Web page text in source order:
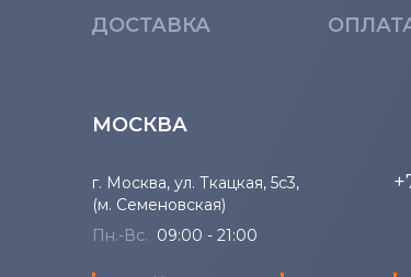
ДОСТАВКА
МОСКВА
г. Москва, ул. Ткацкая, 5с3,
(м. Семеновская)
Пн.-Вс. 09:00 - 21:00